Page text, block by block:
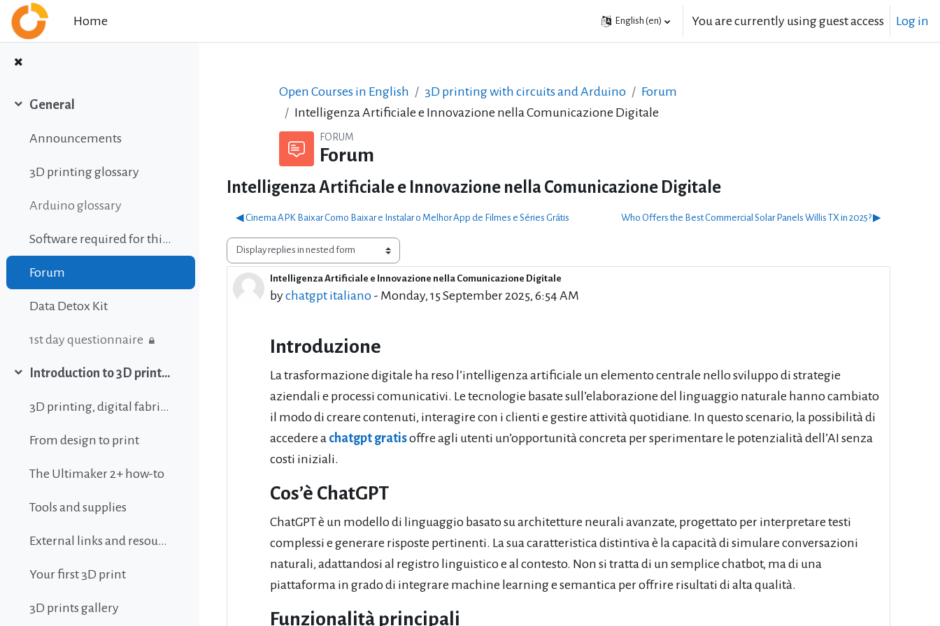
Skip to main content
Home
English ‎(en)‎ You are currently using guest access Log in
General
Announcements
3D printing glossary
Arduino glossary
Software required for this course
Forum
Data Detox Kit
1st day questionnaire
Introduction to 3D printing
3D printing, digital fabrication, additive manufacturing and all that buzz
From design to print
The Ultimaker 2+ how-to
Tools and supplies
External links and resources
Your first 3D print
3D prints gallery
Open Courses in English 3D printing with circuits and Arduino
Forum
Intelligenza Artificiale e Innovazione nella Comunicazione Digitale
FORUM
Forum
Intelligenza Artificiale e Innovazione nella Comunicazione Digitale
◀︎ Cinema APK Baixar Como Baixar e Instalar o Melhor App de Filmes e Séries Grátis Who Offers the Best Commercial Solar Panels Willis TX in 2025? ▶︎
Display mode
Intelligenza Artificiale e Innovazione nella Comunicazione Digitale
bychatgpt italiano - Monday, 15 September 2025, 6:54 AM
Number of replies: 2
Introduzione
La trasformazione digitale ha reso l’intelligenza artificiale un elemento centrale nello sviluppo di strategie
aziendali e processi comunicativi. Le tecnologie basate sull’elaborazione del linguaggio naturale hanno cambiato
il modo di creare contenuti, interagire con i clienti e gestire attività quotidiane. In questo scenario, la possibilità di
accedere a chatgpt gratisoffre agli utenti un’opportunità concreta per sperimentare le potenzialità dell’AI senza
costi iniziali.
Cos’è ChatGPT
ChatGPT è un modello di linguaggio basato su architetture neurali avanzate, progettato per interpretare testi
complessi e generare risposte pertinenti. La sua caratteristica distintiva è la capacità di simulare conversazioni
naturali, adattandosi al registro linguistico e al contesto. Non si tratta di un semplice chatbot, ma di una
piattaforma in grado di integrare machine learning e semantica per offrire risultati di alta qualità.
Funzionalità principali